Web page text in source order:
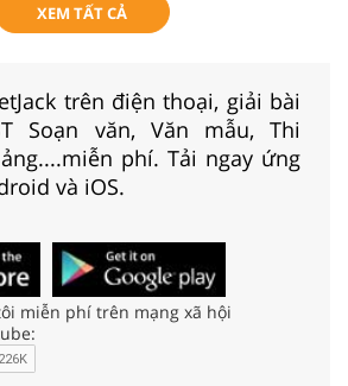
XEM TẤT CẢ
trên điện thoại, giải bài
Soạn văn, Văn mẫu, Thi
phí. Tải ngay ứng
và iOS.
miễn phí trên mạng xã hội